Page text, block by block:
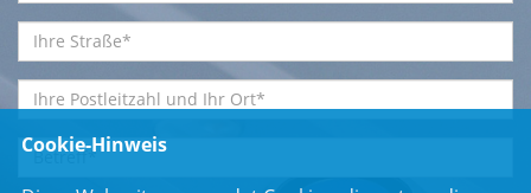
Cookie-Hinweis